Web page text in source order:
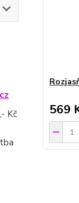
Kč
569